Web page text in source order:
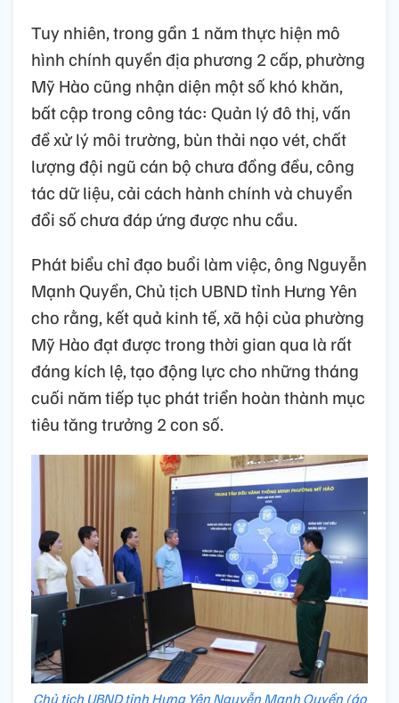
Tuy nhiên, trong gần 1 năm thực hiện mô
hình chính quyền địa phương 2 cấp, phường
Mỹ Hào cũng nhận diện một số khó khăn,
bất cập trong công tác: Quản lý đô thị, vấn
đề xử lý môi trường, bùn thải nạo vét, chất
lượng đội ngũ cán bộ chưa đồng đều, công
tác dữ liệu, cải cách hành chính và chuyển
đổi số chưa đáp ứng được nhu cầu.
Phát biểu chỉ đạo buổi làm việc, ông Nguyễn
Mạnh Quyền, Chủ tịch UBND tỉnh Hưng Yên
cho rằng, kết quả kinh tế, xã hội của phường
Mỹ Hào đạt được trong thời gian qua là rất
đáng kích lệ, tạo động lực cho những tháng
cuối năm tiếp tục phát triển hoàn thành mục
tiêu tăng trưởng 2 con số.
Chủ tịch UBND tỉnh Hưng Yên Nguyễn Mạnh Quyền (áo